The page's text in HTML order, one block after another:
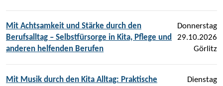
Mit Achtsamkeit und Stärke durch den
Berufsalltag – Selbstfürsorge in Kita, Pflege und
anderen helfenden Berufen
Donnerstag
29.10.2026
Görlitz
Mit Musik durch den Kita Alltag: Praktische
Dienstag